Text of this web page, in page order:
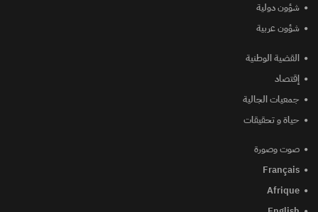
شؤون دولية
شؤون عربية
القضية الوطنية
إقتصاد
جمعيات الجالية
حياة و تحقيقات
صوت وصورة
Français
Afrique